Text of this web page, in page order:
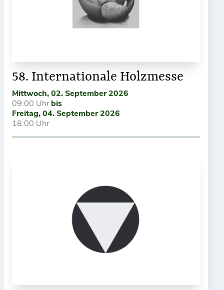
58. Internationale Holzmesse
Mittwoch, 02. September 2026
09:00 Uhrbis
Freitag, 04. September 2026
18:00 Uhr